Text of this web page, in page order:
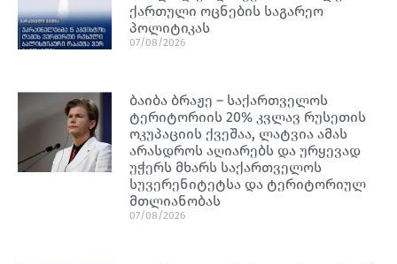
ქართული ოცნების საგარეო
პოლიტიკას
07/08/2026
ბაიბა ბრაჟე – საქართველოს
ტერიტორიის 20% კვლავ რუსეთის
ოკუპაციის ქვეშაა, ლატვია ამას
არასდროს აღიარებს და ურყევად
უჭერს მხარს საქართველოს
სუვერენიტეტსა და ტერიტორიულ
მთლიანობას
07/08/2026